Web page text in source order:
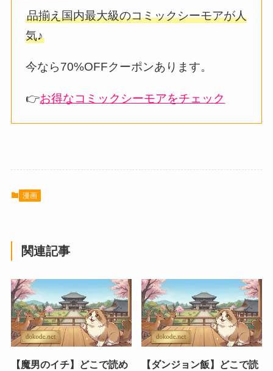
品揃え国内最大級のコミックシーモアが人
気♪
今なら70%OFFクーポンあります。
👉お得なコミックシーモアをチェック
漫画
関連記事
【魔男のイチ】どこで読め
【ダンジョン飯】どこで読